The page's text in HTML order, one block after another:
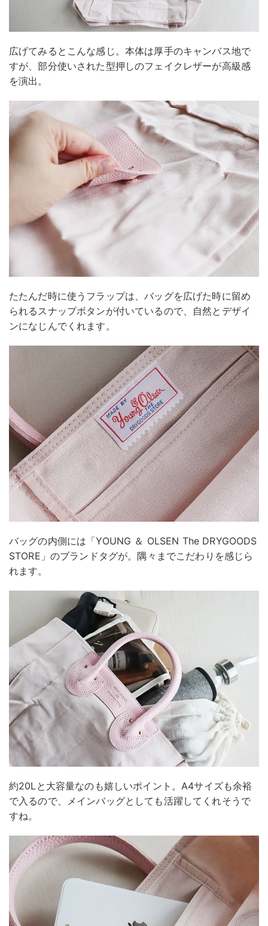
広げてみるとこんな感じ。本体は厚手のキャンバス地で
すが、部分使いされた型押しのフェイクレザーが高級感
を演出。
たたんだ時に使うフラップは、バッグを広げた時に留め
られるスナップボタンが付いているので、自然とデザイ
ンになじんでくれます。
バッグの内側には「YOUNG ＆ OLSEN The DRYGOODS
STORE」のブランドタグが。隅々までこだわりを感じら
れます。
約20Lと大容量なのも嬉しいポイント。A4サイズも余裕
で入るので、メインバッグとしても活躍してくれそうで
すね。